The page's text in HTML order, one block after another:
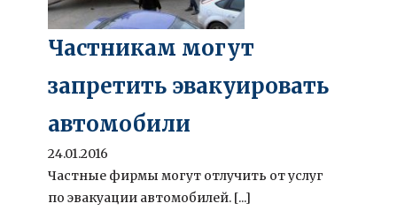
Частникам могут
запретить эвакуировать
автомобили
24.01.2016
Частные фирмы могут отлучить от услуг
по эвакуации автомобилей. [...]